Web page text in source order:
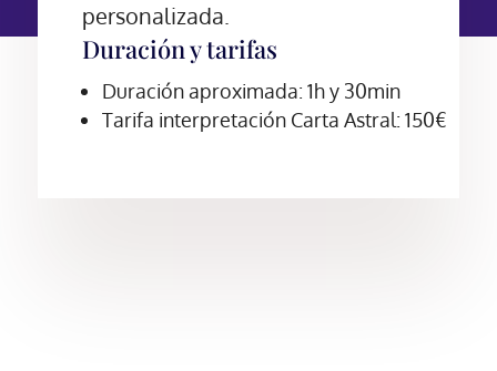
personalizada.
Duración y tarifas
Duración aproximada: 1h y 30min
Tarifa interpretación Carta Astral: 150€